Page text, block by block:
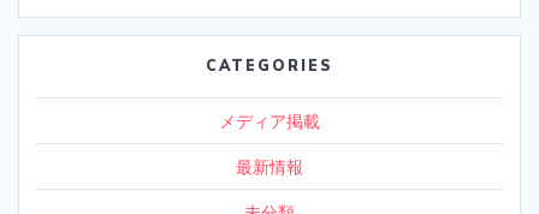
CATEGORIES
メディア掲載
最新情報